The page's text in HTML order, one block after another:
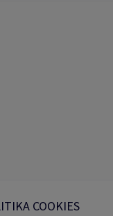
COOKIES